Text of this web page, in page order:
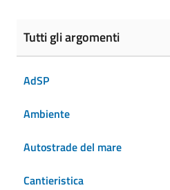
Tutti gli argomenti
AdSP
Ambiente
Autostrade del mare
Cantieristica